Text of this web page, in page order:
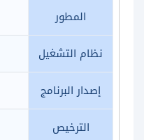
المطور
نظام التشغيل
إصدار البرنامج
الترخيص